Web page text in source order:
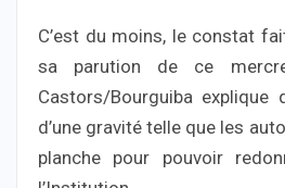
C’est du moins, le constat
sa parution de ce
Castors/Bourguiba
d’une gravité telle que les
planche pour pouvoir